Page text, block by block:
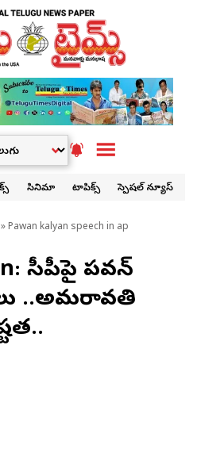
సినిమా టాపిక్స్ స్పెషల్ న్యూస్
» Pawan kalyan speech in ap
వైసీపీపై పవన్
..అమరావతి